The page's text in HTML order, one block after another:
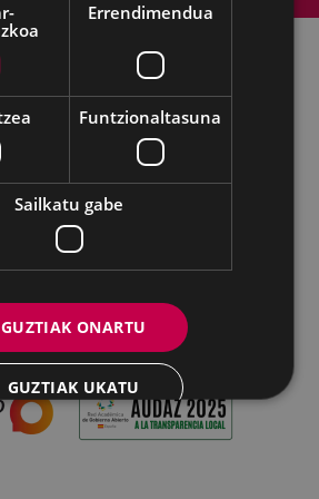
sare sozial guztiak
- Untzaga plaza, 1 | 20600 Eibar
84 00 / 010 | Faxa: 943 70 84 16 |
pegora@eibar.eus
| DIR3 L01200300
Errendimendua
Funtzionaltasuna
Sailkatu gabe
GUZTIAK ONARTU
GUZTIAK UKATU
ERAKUTSI